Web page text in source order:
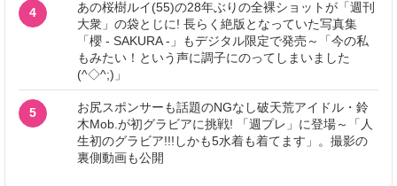
4
あの桜樹ルイ(55)の28年ぶりの全裸ショットが「週刊
大衆」の袋とじに! 長らく絶版となっていた写真集
「櫻 - SAKURA -」もデジタル限定で発売～「今の私
もみたい！という声に調子にのってしまいました
(^◇^;)」
5
お尻スポンサーも話題のNGなし破天荒アイドル・鈴
木Mob.が初グラビアに挑戦! 「週プレ」に登場～「人
生初のグラビア!!!しかも5水着も着てます」。撮影の
裏側動画も公開